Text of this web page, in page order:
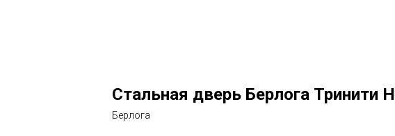
Стальная дверь Берлога Тринити
Берлога